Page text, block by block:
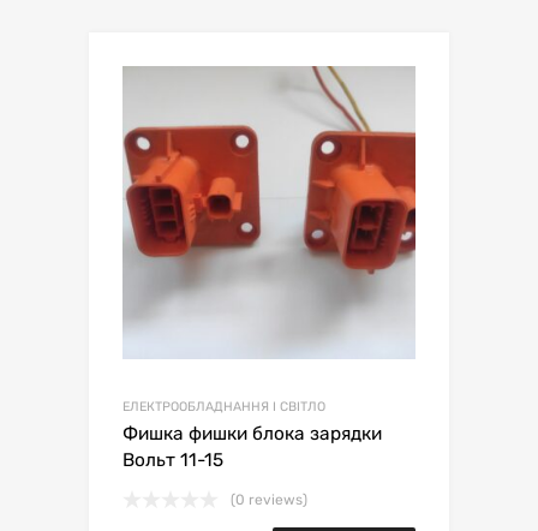
ЕЛЕКТРООБЛАДНАННЯ І СВІТЛО
Фишка фишки блока зарядки
Вольт 11-15
(0 reviews)